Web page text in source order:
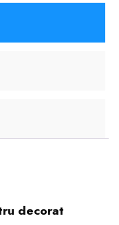
decorat